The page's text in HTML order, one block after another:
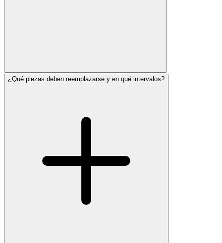
¿Qué piezas deben reemplazarse y en qué intervalos?